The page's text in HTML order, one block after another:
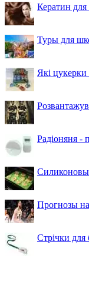
Кератин
Туры для
Які цукерки
Радіоняня -
Прогнозы
Стрічки для